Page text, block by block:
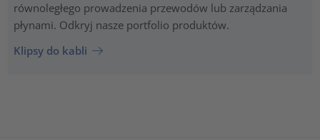
równoległego prowadzenia przewodów lub zarządzania
płynami. Odkryj nasze portfolio produktów.
Klipsy do kabli